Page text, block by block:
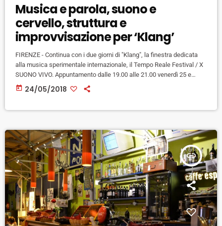
Musica e parola, suono e
cervello, struttura e
improvvisazione per ‘Klang’
FIRENZE - Continua con i due giorni di "Klang", la finestra dedicata
alla musica sperimentale internazionale, il Tempo Reale Festival / X
SUONO VIVO. Appuntamento dalle 19.00 alle 21.00 venerdì 25 e
sabato 26 maggio alla Limonaia di Villa Strozzi. Dalla Polonia, per la
prima giornata, arriva un attivissimo pioniere Marek Choloniewski ,
today 24/05/2018
insert_link